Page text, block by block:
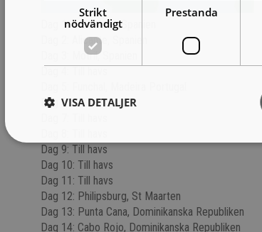
Dag 1: Barcelona, Spanien
Dag 2: Alicante, Spanien
Dag 3: Motril, Spanien
Dag 6: Till havs
Dag 9: Till havs
Dag 10: Till havs
Dag 11: Till havs
Dag 12: Philipsburg, St Maarten
Dag 13: Punta Cana, Dominikanska Republiken
Dag 14: Cabo Rojo, Dominikanska Republiken
Strikt
nödvändigt
Prestanda
VISA DETALJER